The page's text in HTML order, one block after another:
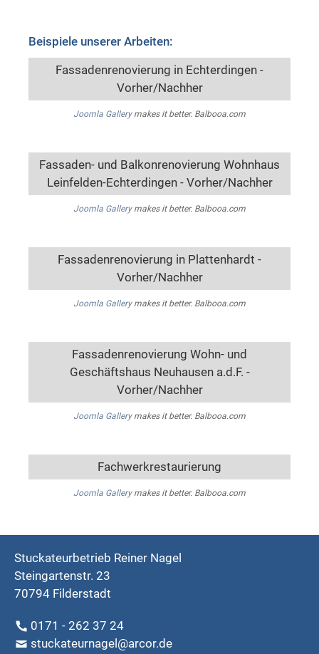
Beispiele unserer Arbeiten:
Fassadenrenovierung in Echterdingen -
Vorher/Nachher
Joomla Gallerymakes it better. Balbooa.com
Fassaden- und Balkonrenovierung Wohnhaus
Leinfelden-Echterdingen - Vorher/Nachher
Joomla Gallerymakes it better. Balbooa.com
Fassadenrenovierung in Plattenhardt -
Vorher/Nachher
Joomla Gallerymakes it better. Balbooa.com
Fassadenrenovierung Wohn- und
Geschäftshaus Neuhausen a.d.F. -
Vorher/Nachher
Joomla Gallerymakes it better. Balbooa.com
Fachwerkrestaurierung
Joomla Gallerymakes it better. Balbooa.com
Stuckateurbetrieb Reiner Nagel
Steingartenstr. 23
70794 Filderstadt
0171 - 262 37 24
stuckateurnagel@arcor.de